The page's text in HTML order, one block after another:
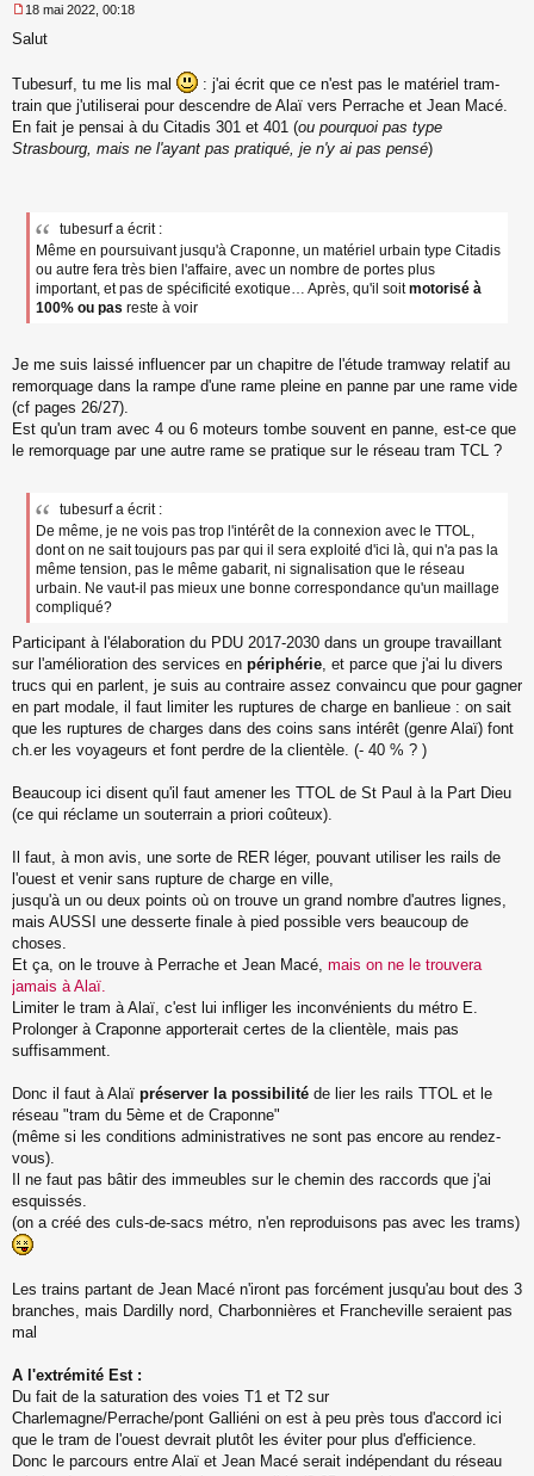
e
s
a
g
e
n
18 mai 2022, 00:18
Salut
Tubesurf, tu me lis mal
: j'ai écrit que ce n'est pas le matériel tram-
train que j'utiliserai pour descendre de Alaï vers Perrache et Jean Macé.
En fait je pensai à du Citadis 301 et 401 (ou pourquoi pas type
Strasbourg, mais ne l'ayant pas pratiqué, je n'y ai pas pensé)
tubesurf a écrit :
Même en poursuivant jusqu'à Craponne, un matériel urbain type Citadis
ou autre fera très bien l'affaire, avec un nombre de portes plus
important, et pas de spécificité exotique… Après, qu'il soitmotorisé à
100% ou pas reste à voir
Je me suis laissé influencer par un chapitre de l'étude tramway relatif au
remorquage dans la rampe d'une rame pleine en panne par une rame vide
(cf pages 26/27).
Est qu'un tram avec 4 ou 6 moteurs tombe souvent en panne, est-ce que
le remorquage par une autre rame se pratique sur le réseau tram TCL ?
tubesurf a écrit :
De même, je ne vois pas trop l'intérêt de la connexion avec le TTOL,
dont on ne sait toujours pas par qui il sera exploité d'ici là, qui n'a pas la
même tension, pas le même gabarit, ni signalisation que le réseau
urbain. Ne vaut-il pas mieux une bonne correspondance qu'un maillage
compliqué?
Participant à l'élaboration du PDU 2017-2030 dans un groupe travaillant
sur l'amélioration des services en périphérie , et parce que j'ai lu divers
trucs qui en parlent, je suis au contraire assez convaincu que pour gagner
en part modale, il faut limiter les ruptures de charge en banlieue : on sait
que les ruptures de charges dans des coins sans intérêt (genre Alaï) font
ch.er les voyageurs et font perdre de la clientèle. (- 40 % ? )
Beaucoup ici disent qu'il faut amener les TTOL de St Paul à la Part Dieu
(ce qui réclame un souterrain a priori coûteux).
Il faut, à mon avis, une sorte de RER léger, pouvant utiliser les rails de
l'ouest et venir sans rupture de charge en ville,
jusqu'à un ou deux points où on trouve un grand nombre d'autres lignes,
mais AUSSI une desserte finale à pied possible vers beaucoup de
choses.
Et ça, on le trouve à Perrache et Jean Macé, mais on ne le trouvera
jamais à Alaï.
Limiter le tram à Alaï, c'est lui infliger les inconvénients du métro E.
Prolonger à Craponne apporterait certes de la clientèle, mais pas
suffisamment.
Donc il faut à Alaï préserver la possibilité de lier les rails TTOL et le
réseau "tram du 5ème et de Craponne"
(même si les conditions administratives ne sont pas encore au rendez-
vous).
Il ne faut pas bâtir des immeubles sur le chemin des raccords que j'ai
esquissés.
(on a créé des culs-de-sacs métro, n'en reproduisons pas avec les trams)
Les trains partant de Jean Macé n'iront pas forcément jusqu'au bout des 3
branches, mais Dardilly nord, Charbonnières et Francheville seraient pas
mal
A l'extrémité Est :
Du fait de la saturation des voies T1 et T2 sur
Charlemagne/Perrache/pont Galliéni on est à peu près tous d'accord ici
que le tram de l'ouest devrait plutôt les éviter pour plus d'efficience.
Donc le parcours entre Alaï et Jean Macé serait indépendant du réseau